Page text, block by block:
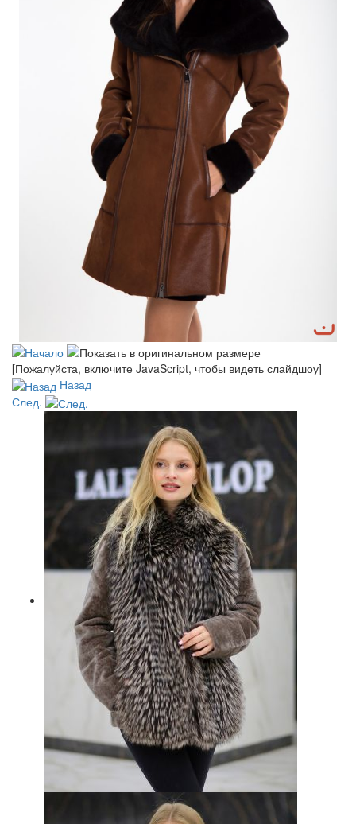
[Пожалуйста, включите JavaScript, чтобы видеть слайдшоу]
Назад
След.